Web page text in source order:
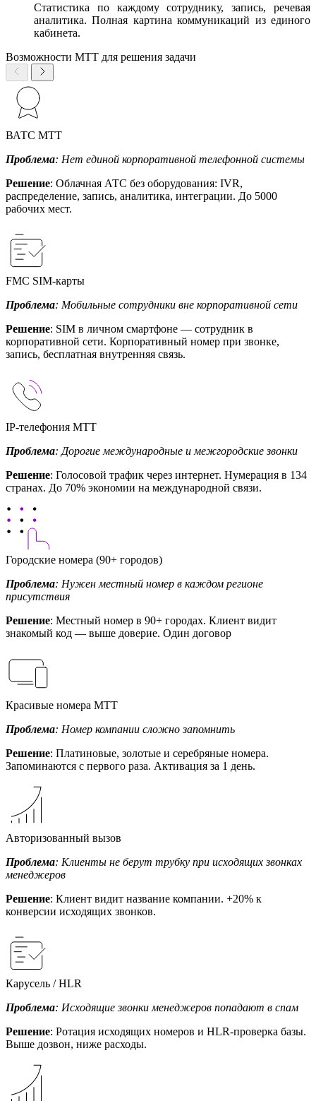
Статистика по каждому сотруднику, запись, речевая
аналитика. Полная картина коммуникаций из единого
кабинета.
Возможности МТТ для решения задачи
ВАТС МТТ
Проблема: Нет единой корпоративной телефонной системы
Решение: Облачная АТС без оборудования: IVR,
распределение, запись, аналитика, интеграции. До 5000
рабочих мест.
FMC SIM-карты
Проблема: Мобильные сотрудники вне корпоративной сети
Решение: SIM в личном смартфоне — сотрудник в
корпоративной сети. Корпоративный номер при звонке,
запись, бесплатная внутренняя связь.
IP-телефония МТТ
Проблема: Дорогие международные и межгородские звонки
Решение: Голосовой трафик через интернет. Нумерация в 134
странах. До 70% экономии на международной связи.
Городские номера (90+ городов)
Проблема: Нужен местный номер в каждом регионе
присутствия
Решение: Местный номер в 90+ городах. Клиент видит
знакомый код — выше доверие. Один договор
Красивые номера МТТ
Проблема: Номер компании сложно запомнить
Решение: Платиновые, золотые и серебряные номера.
Запоминаются с первого раза. Активация за 1 день.
Авторизованный вызов
Проблема: Клиенты не берут трубку при исходящих звонках
менеджеров
Решение: Клиент видит название компании. +20% к
конверсии исходящих звонков.
Карусель / HLR
Проблема: Исходящие звонки менеджеров попадают в спам
Решение: Ротация исходящих номеров и HLR-проверка базы.
Выше дозвон, ниже расходы.